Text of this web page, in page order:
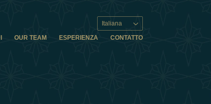
Italiana
OUR TEAM ESPERIENZA CONTATTO